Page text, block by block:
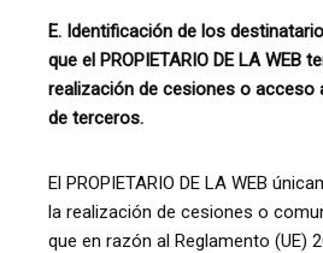
E. Identificación de los
que el PROPIETARIO DE LA WEB
realización de cesiones o acceso
de terceros.
El PROPIETARIO DE LA WEB
la realización de cesiones o
que en razón al Reglamento (UE)